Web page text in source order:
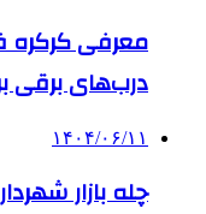
درب‌های برقی
۱۴۰۴/۰۶/۱۱
چله بازار شهرداری مشهد